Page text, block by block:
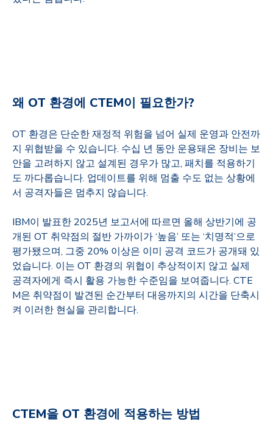
왜 OT 환경에 CTEM이 필요한가?
OT 환경은 단순한 재정적 위험을 넘어 실제 운영과 안전까
지 위협받을 수 있습니다. 수십 년 동안 운용돼온 장비는 보
안을 고려하지 않고 설계된 경우가 많고, 패치를 적용하기
도 까다롭습니다. 업데이트를 위해 멈출 수도 없는 상황에
서 공격자들은 멈추지 않습니다.
IBM이 발표한 2025년 보고서에 따르면 올해 상반기에 공
개된 OT 취약점의 절반 가까이가‘높음’ 또는 ‘치명적’으로
평가됐으며, 그중 20% 이상은 이미 공격 코드가 공개돼 있
었습니다. 이는 OT 환경의 위협이 추상적이지 않고 실제
공격자에게 즉시 활용 가능한 수준임을 보여줍니다. CTE
M은 취약점이 발견된 순간부터 대응까지의 시간을 단축시
켜 이러한 현실을 관리합니다.
CTEM을 OT 환경에 적용하는 방법